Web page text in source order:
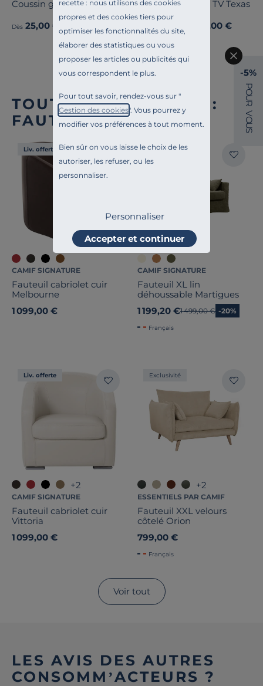
recette : nous utilisons des cookies
propres et des cookies tiers pour
optimiser les fonctionnalités du site,
élaborer des statistiques ou vous
proposer les articles ou publicités qui
vous correspondent le plus.
Pour tout savoir, rendez-vous sur "
Gestion des cookies". Vous pourrez y
modifier vos préférences à tout moment.
Bien sûr on vous laisse le choix de les
autoriser, les refuser, ou les
personnaliser.
Personnaliser
Accepter et continuer
Coussin gaze de coton Cybelle
Dès 25,00 €
Meuble TV Texas
449,00 €
TOUTE NOTRE OFFRE :
FAUTEUILS FIXES
Liv. offerte
CAMIF SIGNATURE
Fauteuil cabriolet cuir
Melbourne
1 099,00 €
Liv. offerte
CAMIF SIGNATURE
Fauteuil XL lin
déhoussable Martigues
1 199,20 €Ancien prix
1 499,00 € -20%
Français
Liv. offerte
+2
CAMIF SIGNATURE
Fauteuil cabriolet cuir
Vittoria
1 099,00 €
Exclusivité
+2
ESSENTIELS PAR CAMIF
Fauteuil XXL velours
côtelé Orion
799,00 €
Français
Voir tout
LES AVIS DES AUTRES
CONSOMM’ACTEURS ?
-5%
P
O
U
R
V
O
U
S